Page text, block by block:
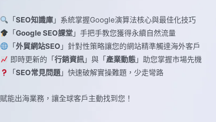
「SEO知識庫 」系統掌握Google演算法核心與最佳化技巧
「Google SEO課堂 」手把手教您獲得永續自然流量
「外貿網站SEO 」針對性策略讓您的網站精準觸達海外客戶
即時更新的「行銷資訊 」與「產業動態 」助您掌握市場先機
「SEO常見問題 」快速破解實操難題，少走彎路
賦能出海業務，讓全球​​客戶主動找到您！